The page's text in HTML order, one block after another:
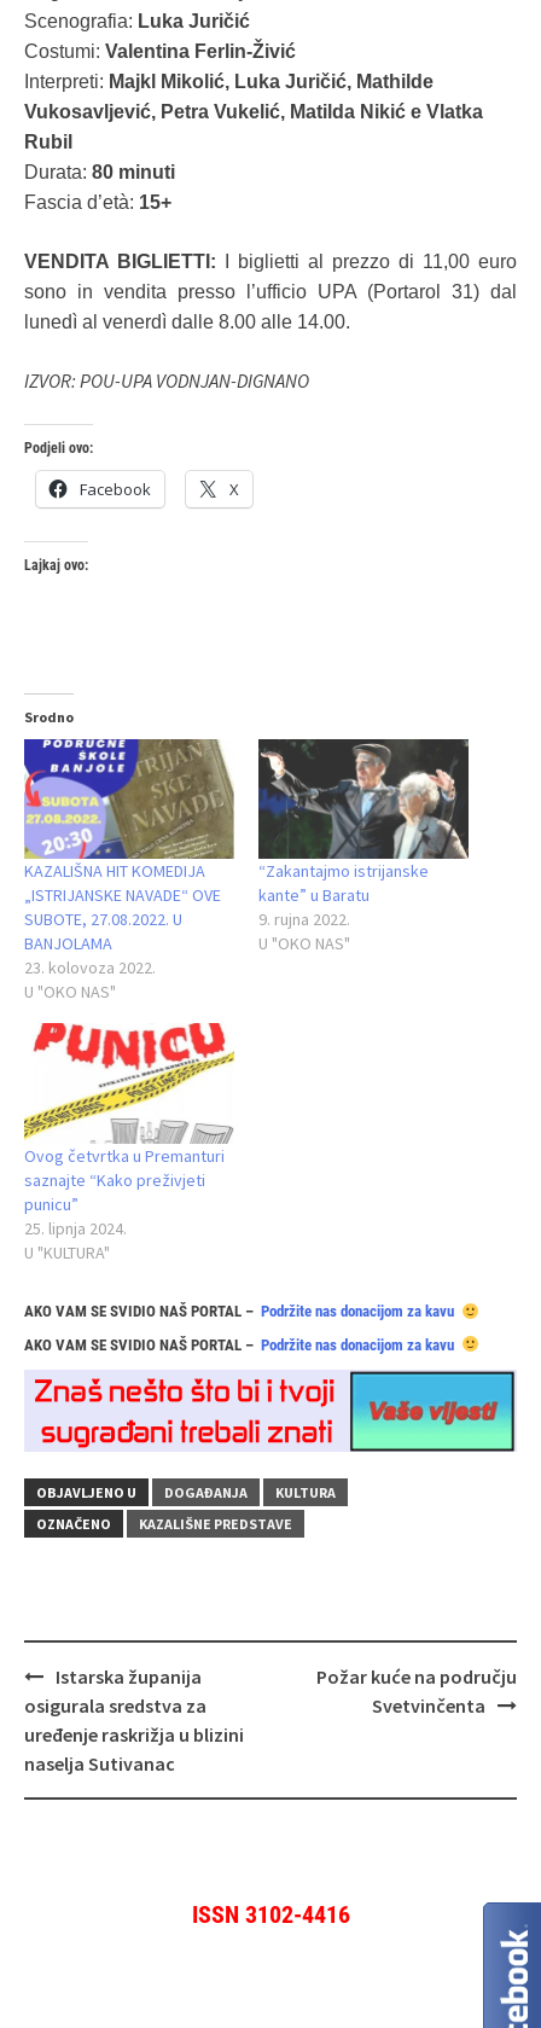
Scenografia: Luka Juričić
Costumi: Valentina Ferlin-Živić
Interpreti: Majkl Mikolić, Luka Juričić, Mathilde
Vukosavljević, Petra Vukelić, Matilda Nikić e Vlatka
Rubil
Durata: 80 minuti
Fascia d’età: 15+
VENDITA BIGLIETTI: I biglietti al prezzo di 11,00 euro
sono in vendita presso l’ufficio UPA (Portarol 31) dal
lunedì al venerdì dalle 8.00 alle 14.00.
IZVOR: POU-UPA VODNJAN-DIGNANO
Podjeli ovo:
Facebook X
Lajkaj ovo:
Srodno
KAZALIŠNA HIT KOMEDIJA
„ISTRIJANSKE NAVADE“ OVE
SUBOTE, 27.08.2022. U
BANJOLAMA
23. kolovoza 2022.
U "OKO NAS"
“Zakantajmo istrijanske
kante” u Baratu
9. rujna 2022.
U "OKO NAS"
Ovog četvrtka u Premanturi
saznajte “Kako preživjeti
punicu”
25. lipnja 2024.
U "KULTURA"
AKO VAM SE SVIDIO NAŠ PORTAL – Podržite nas donacijom za kavu
AKO VAM SE SVIDIO NAŠ PORTAL – Podržite nas donacijom za kavu
OBJAVLJENO U DOGAĐANJA
KULTURA
OZNAČENO
KAZALIŠNE PREDSTAVE
Navigacija
objava
Istarska županija
osigurala sredstva za
uređenje raskrižja u blizini
naselja Sutivanac
Požar kuće na području
Svetvinčenta
ISSN 3102-4416